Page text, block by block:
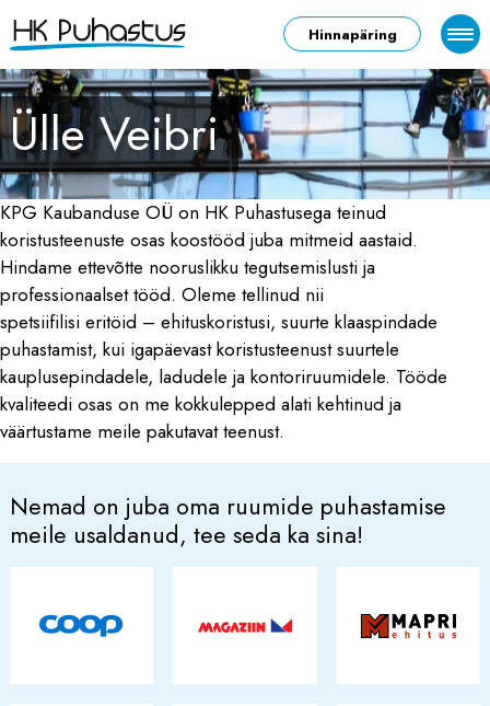
Hinnapäring
Ülle Veibri
KPG Kaubanduse OÜ on HK Puhastusega teinud
koristusteenuste osas koostööd juba mitmeid aastaid.
Hindame ettevõtte nooruslikku tegutsemislusti ja
professionaalset tööd. Oleme tellinud nii
spetsiifilisi eritöid – ehituskoristusi, suurte klaaspindade
puhastamist, kui igapäevast koristusteenust suurtele
kauplusepindadele, ladudele ja kontoriruumidele. Tööde
kvaliteedi osas on me kokkulepped alati kehtinud ja
väärtustame meile pakutavat teenust.
Nemad on juba oma ruumide puhastamise
meile usaldanud, tee seda ka sina!